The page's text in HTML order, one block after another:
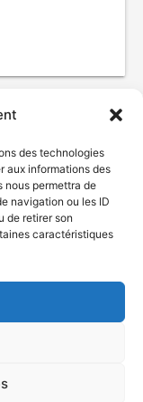
des technologies
aux informations des
nous permettra de
navigation ou les ID
de retirer son
caractéristiques
2026